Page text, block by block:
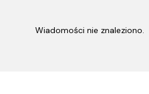
Wiadomości nie znaleziono.